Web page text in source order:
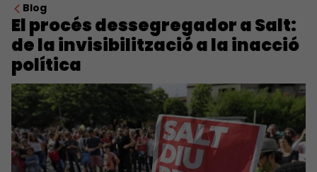
Blog
El procés dessegregador a Salt:
de la invisibilització a la inacció
política